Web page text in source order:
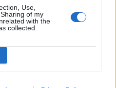
Use,
of my
with the
collected.
κάρτα χρέωσης.
μόνο στα Sears
Sears AND Roebuck.
κανένας Roebuck